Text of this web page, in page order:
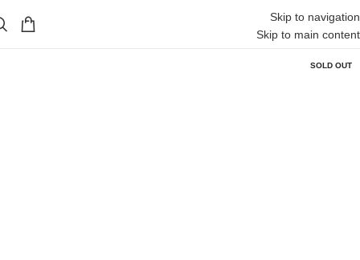
Skip to navigation
Skip to main content
SOLD OUT